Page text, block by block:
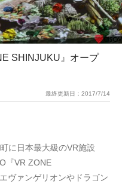
SHINJUKU』オープ
最終更新日： 2017/7/14
に日本最大級のVR施設
『VR ZONE
ヴァンゲリオンやドラゴン